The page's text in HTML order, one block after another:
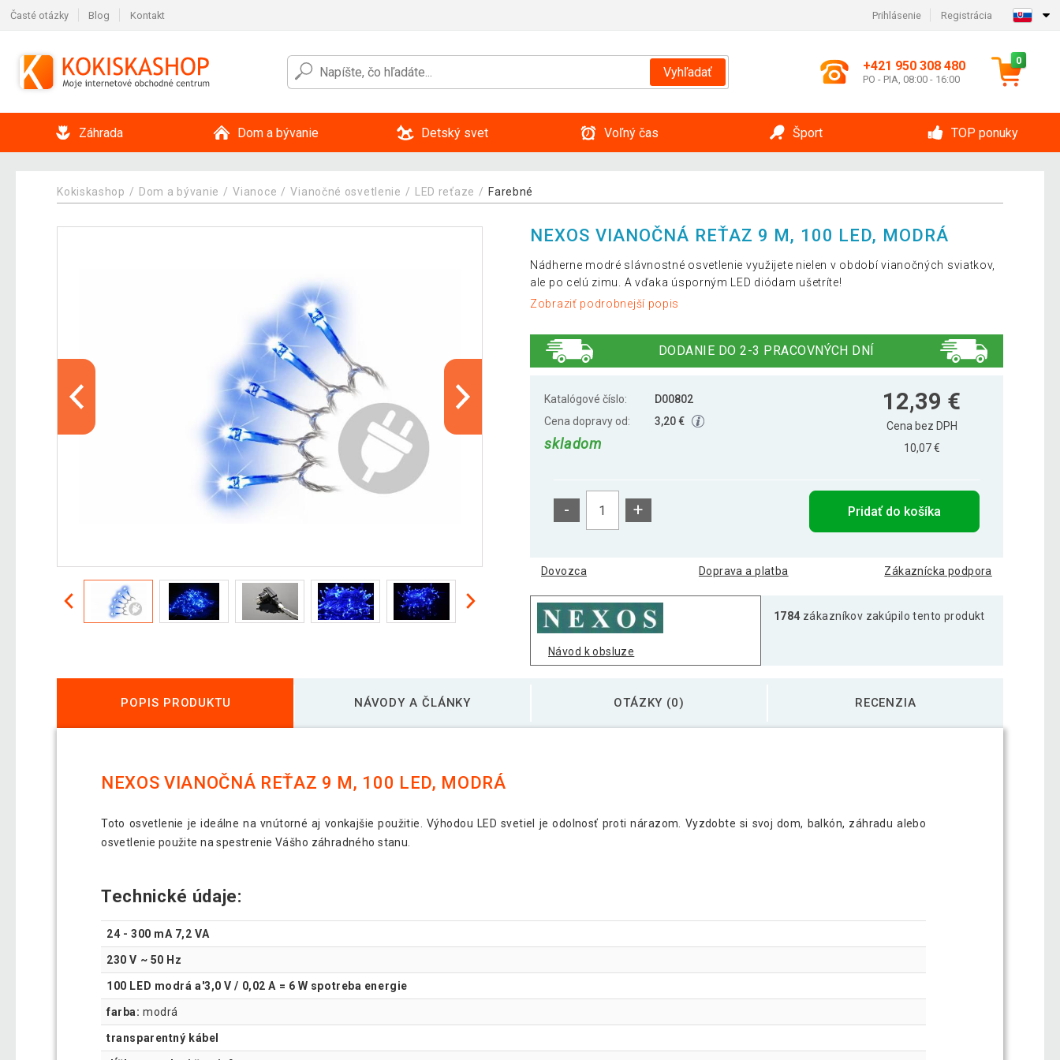
Časté otázky Blog Kontakt Prihlásenie Registrácia
Vyhľadať +421 950 308 480
PO - PIA, 08:00 - 16:00
0
Záhrada Dom a bývanie Detský svet Voľný čas Šport TOP ponuky
Kokiskashop Dom a bývanie Vianoce Vianočné osvetlenie LED reťaze Farebné
NEXOS VIANOČNÁ REŤAZ 9 M, 100 LED, MODRÁ
Nádherne modré slávnostné osvetlenie využijete nielen v období vianočných sviatkov,
ale po celú zimu. A vďaka úsporným LED diódam ušetríte!
Zobraziť podrobnejší popis
DODANIE DO 2-3 PRACOVNÝCH DNÍ
Katalógové číslo:
D00802
Cena dopravy od:
3,20 €
skladom
12,39 €
Cena bez DPH
10,07 €
- + Pridať do košíka
Dovozca Doprava a platba Zákaznícka podpora
Návod k obsluze
1784 zákazníkov zakúpilo tento produkt
POPIS PRODUKTU NÁVODY A ČLÁNKY OTÁZKY (0) RECENZIA
NEXOS VIANOČNÁ REŤAZ 9 M, 100 LED, MODRÁ
Toto osvetlenie je ideálne na vnútorné aj vonkajšie použitie. Výhodou LED svetiel je odolnosť proti nárazom. Vyzdobte si svoj dom, balkón, záhradu alebo
osvetlenie použite na spestrenie Vášho záhradného stanu.
Technické údaje:
24 - 300 mA 7,2 VA
230 V ~ 50 Hz
100 LED modrá a'3,0 V / 0,02 A = 6 W spotreba energie
farba: modrá
transparentný kábel